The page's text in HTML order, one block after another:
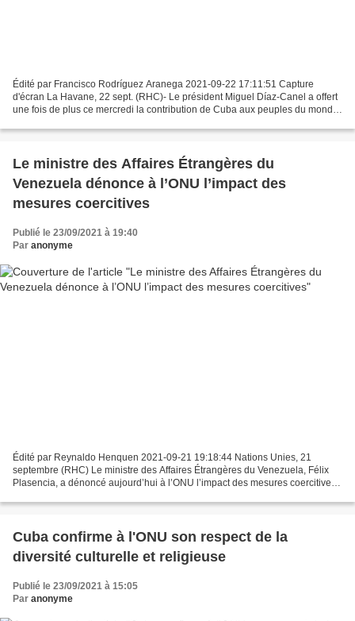
Édité par Francisco Rodríguez Aranega 2021-09-22 17:11:51 Capture
d'écran La Havane, 22 sept. (RHC)- Le président Miguel Díaz-Canel a offert
une fois de plus ce mercredi la contribution de Cuba aux peuples du monde.
Le ministre des Affaires Étrangères du
Venezuela dénonce à l’ONU l’impact des
mesures coercitives
Publié le 23/09/2021 à 19:40
Par anonyme
Édité par Reynaldo Henquen 2021-09-21 19:18:44 Nations Unies, 21
septembre (RHC) Le ministre des Affaires Étrangères du Venezuela, Félix
Plasencia, a dénoncé aujourd’hui à l’ONU l’impact des mesures coercitives
Cuba confirme à l'ONU son respect de la
diversité culturelle et religieuse
Publié le 23/09/2021 à 15:05
Par anonyme